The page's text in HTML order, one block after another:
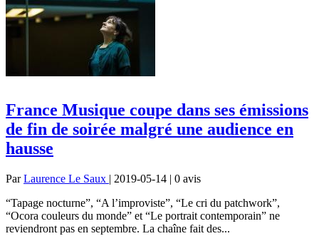
France Musique coupe dans ses émissions
de fin de soirée malgré une audience en
hausse
ParLaurence Le Saux | 2019-05-14 | 0 avis
“Tapage nocturne”, “A l’improviste”, “Le cri du patchwork”,
“Ocora couleurs du monde” et “Le portrait contemporain” ne
reviendront pas en septembre. La chaîne fait des...